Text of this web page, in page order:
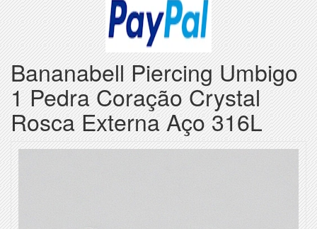
Bananabell Piercing Umbigo
1 Pedra Coração Crystal
Rosca Externa Aço 316L